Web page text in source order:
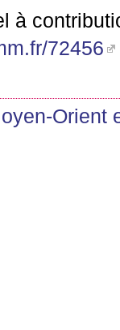
à
72456
Orient